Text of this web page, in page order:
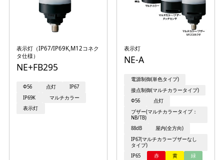
表示灯（IP67/IP69K,M12コネク
タ仕様）
NE+FB295
Φ56 点灯
IP67
IP69K
マルチカラー
表示灯
表示灯
NE-A
電源制御(単色タイプ)
接点制御(マルチカラータイプ)
Φ56
点灯
ブザー(マルチカラータイプ：
NB/TB)
88dB
屋内(全方向)
IP67(マルチカラーブザーなし
タイプ)
IP65
赤 黄
緑